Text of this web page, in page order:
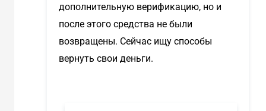
дополнительную верификацию, но и
после этого средства не были
возвращены. Сейчас ищу способы
вернуть свои деньги.